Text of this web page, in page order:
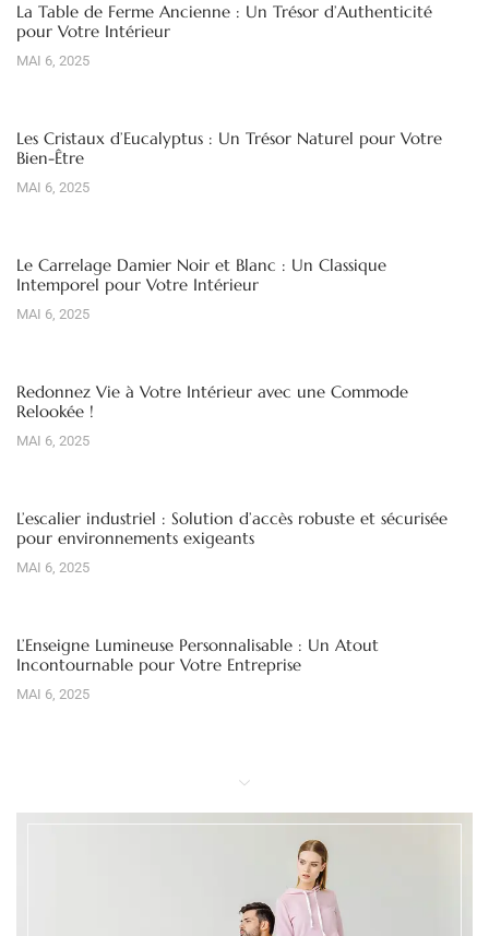
La Table de Ferme Ancienne : Un Trésor d’Authenticité
pour Votre Intérieur
MAI 6, 2025
Les Cristaux d’Eucalyptus : Un Trésor Naturel pour Votre
Bien-Être
MAI 6, 2025
Le Carrelage Damier Noir et Blanc : Un Classique
Intemporel pour Votre Intérieur
MAI 6, 2025
Redonnez Vie à Votre Intérieur avec une Commode
Relookée !
MAI 6, 2025
L’escalier industriel : Solution d’accès robuste et sécurisée
pour environnements exigeants
MAI 6, 2025
L’Enseigne Lumineuse Personnalisable : Un Atout
Incontournable pour Votre Entreprise
MAI 6, 2025